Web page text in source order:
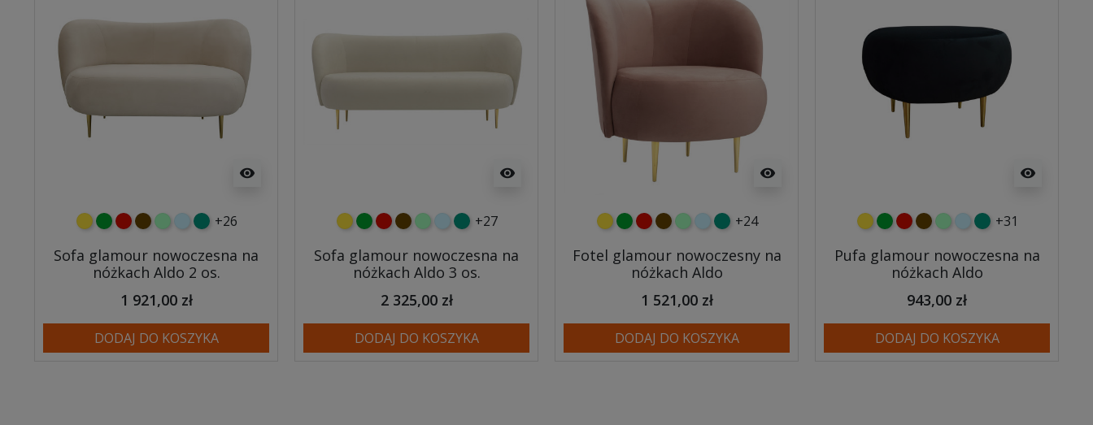
visibility
żółtyzielonyczerwony
czekoladowy
miętowybłękitny
turkusowy
+26
Sofa glamour nowoczesna na
nóżkach Aldo 2 os.
1 921,00 zł
DODAJ DO KOSZYKA
visibility
żółtyzielonyczerwony
czekoladowy
miętowybłękitny
turkusowy
+27
Sofa glamour nowoczesna na
nóżkach Aldo 3 os.
2 325,00 zł
DODAJ DO KOSZYKA
visibility
żółtyzielonyczerwony
czekoladowy
miętowybłękitny
turkusowy
+24
Fotel glamour nowoczesny na
nóżkach Aldo
1 521,00 zł
DODAJ DO KOSZYKA
visibility
żółtyzielonyczerwony
czekoladowy
miętowybłękitny
turkusowy
+31
Pufa glamour nowoczesna na
nóżkach Aldo
943,00 zł
DODAJ DO KOSZYKA